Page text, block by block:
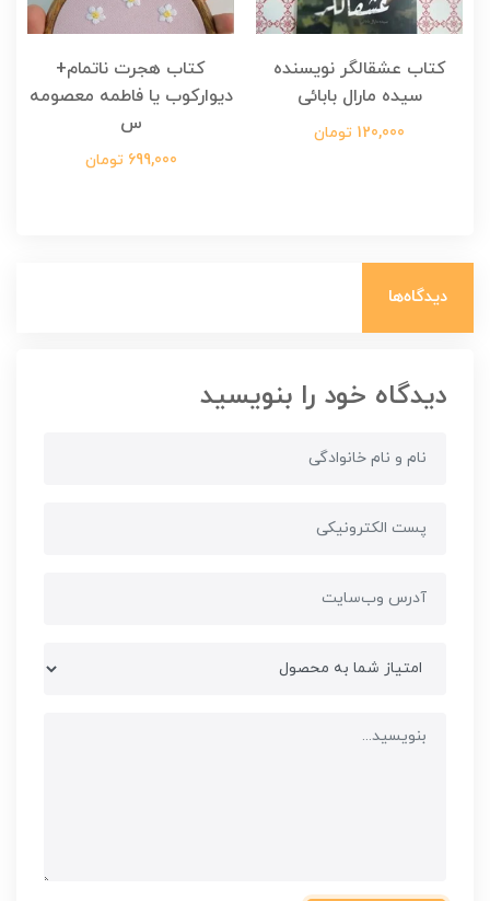
کتاب عشقالگر نویسنده
سیده مارال بابائی
120,000 تومان
کتاب هجرت ناتمام+
دیوارکوب یا فاطمه معصومه
س
699,000 تومان
دیدگاه‌ها
دیدگاه خود را بنویسید